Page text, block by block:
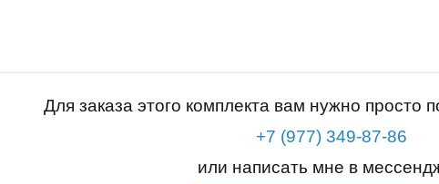
Для заказа этого комплекта вам нужно просто
+7 (977) 349-87-86
или написать мне в